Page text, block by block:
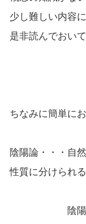
少し難しい内容
是非読んでおい
ちなみに簡単に
陰陽論・・・自
性質に分けられる
陰陽のバラ